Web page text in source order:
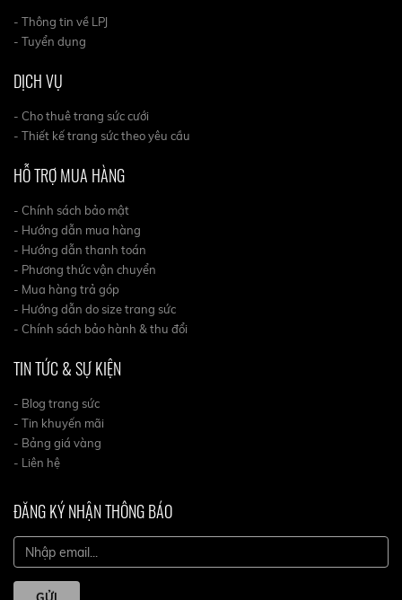
- Thông tin về LPJ
- Tuyển dụng
DỊCH VỤ
- Cho thuê trang sức cưới
- Thiết kế trang sức theo yêu cầu
HỖ TRỢ MUA HÀNG
- Chính sách bảo mật
- Hướng dẫn mua hàng
- Hướng dẫn thanh toán
- Phương thức vận chuyển
- Mua hàng trả góp
- Hướng dẫn do size trang sức
- Chính sách bảo hành & thu đổi
TIN TỨC & SỰ KIỆN
- Blog trang sức
- Tin khuyến mãi
- Bảng giá vàng
- Liên hệ
ĐĂNG KÝ NHẬN THÔNG BÁO